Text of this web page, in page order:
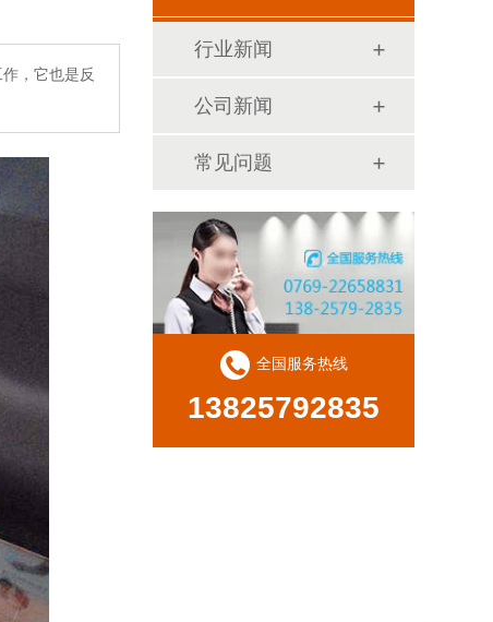
，它也是反
行业新闻
公司新闻
常见问题
全国服务热线
13825792835